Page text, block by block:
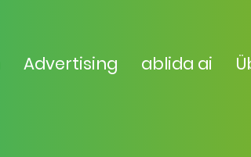
Advertising ablida ai